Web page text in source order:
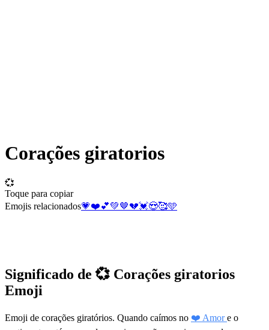
Corações giratorios
💞
Toque para copiar
Emojis relacionados💗❤️💕💚🤎💔💓😍🥰🩵
Significado de 💞 Corações giratorios
Emoji
Emoji de corações giratórios. Quando caímos no ❤️ Amore o